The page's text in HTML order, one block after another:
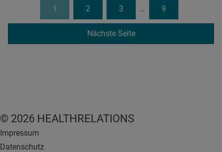
1 2 3 … 9
Nächste Seite
© 2026 HEALTHRELATIONS
Impressum
Datenschutz